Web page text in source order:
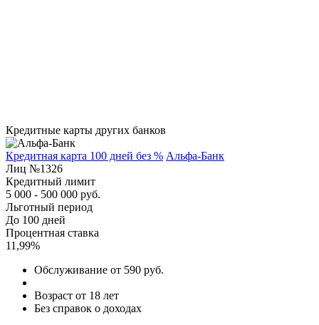
Кредитные карты других банков
Кредитная карта 100 дней без % Альфа-Банк
Лиц №1326
Кредитный лимит
5 000 - 500 000 руб.
Льготный период
До 100 дней
Процентная ставка
11,99%
Обслуживание от 590 руб.
Возраст от 18 лет
Без справок о доходах